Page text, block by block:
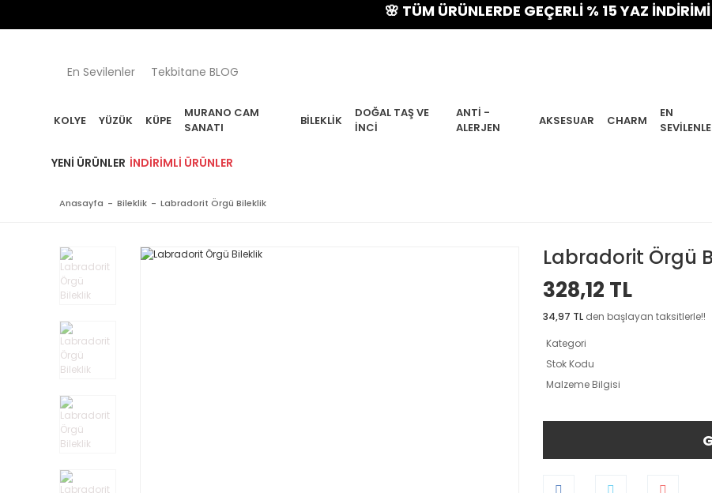
🌸 TÜM ÜRÜNLERDE GEÇERLİ % 15 YAZ İNDİRİMİ! VE
En Sevilenler Tekbitane BLOG
KOLYE YÜZÜK KÜPE
MURANO CAM
SANATI
BILEKLIK
DOĞAL TAŞ VE
İNCI
ANTI -
ALERJEN
AKSESUAR CHARM
EN
YENI ÜRÜNLER İNDIRIMLI ÜRÜNLER
Anasayfa Bileklik Labradorit Örgü Bileklik
Labradorit Örgü
328,12 TL
34,97 TL den başlayan taksitlerle!!
Kategori
Stok Kodu
Malzeme Bilgisi